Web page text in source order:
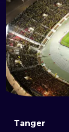
Tanger